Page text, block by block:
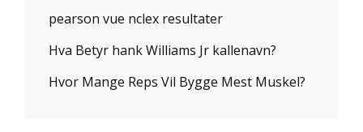
pearson vue nclex resultater
Hva Betyr hank Williams Jr kallenavn?
Hvor Mange Reps Vil Bygge Mest Muskel?